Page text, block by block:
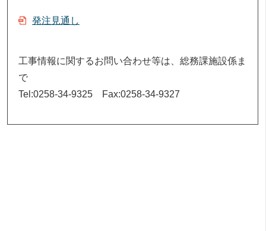
発注見通し
工事情報に関するお問い合わせ等は、総務課施設係ま
で
Tel:0258-34-9325 Fax:0258-34-9327